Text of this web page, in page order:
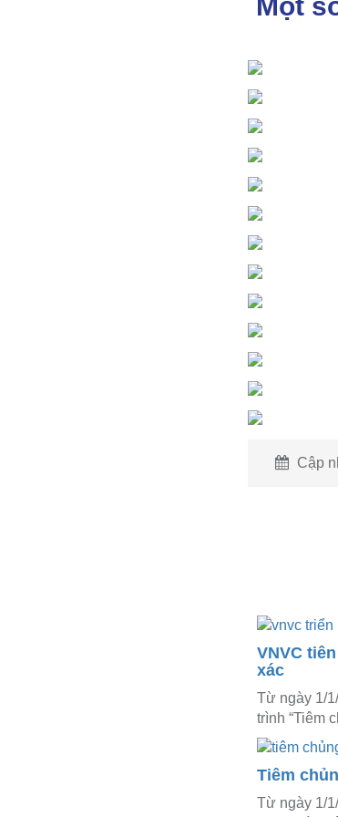
Một
Cập
VNVC
xác
Từ ngày 1/
trình “Tiêm
Tiêm
Từ ngày 1/